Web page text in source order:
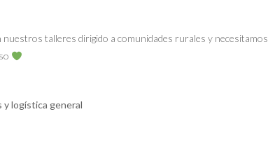
nuestros talleres dirigido a comunidades rurales y necesitamos
y logística general